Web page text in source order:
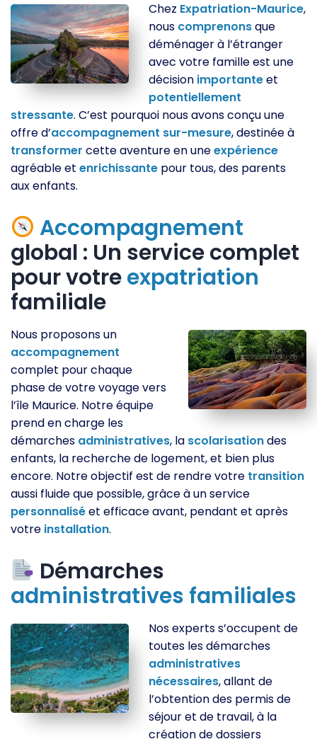
Chez Expatriation-Maurice,
nous comprenonsque
déménager à l’étranger
avec votre famille est une
décision importanteet
potentiellement
stressante. C’est pourquoi nous avons conçu une
offre d’accompagnement sur-mesure, destinée à
transformer cette aventure en uneexpérience
agréable et enrichissante pour tous, des parents
aux enfants.
Accompagnement
global : Un service complet
pour votreexpatriation
familiale
Nous proposons un
accompagnement
complet pour chaque
phase de votre voyage vers
l’île Maurice. Notre équipe
prend en charge les
démarches administratives, la scolarisationdes
enfants, la recherche de logement, et bien plus
encore. Notre objectif est de rendre votre transition
aussi fluide que possible, grâce à un service
personnaliséet efficace avant, pendant et après
votre installation.
Démarches
administratives familiales
Nos experts s’occupent de
toutes les démarches
administratives
nécessaires, allant de
l’obtention des permis de
séjour et de travail, à la
création de dossiers